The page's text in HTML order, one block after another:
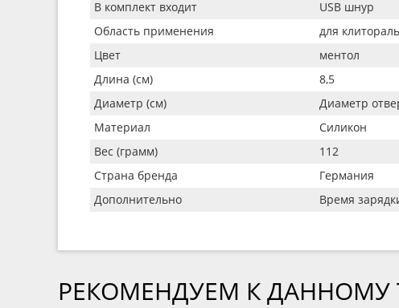
В комплект входит
USB шнур
Область применения
для
Цвет
ментол
Длина (см)
8,5
Диаметр (см)
Диаметр
Материал
Силикон
Вес (грамм)
112
Страна бренда
Германия
Дополнительно
Время
РЕКОМЕНДУЕМ К ДАННОМУ